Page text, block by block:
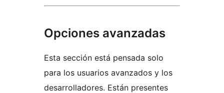
Opciones avanzadas
Esta sección está pensada solo
para los usuarios avanzados y los
desarrolladores. Están presentes